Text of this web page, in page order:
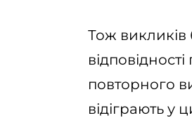
Тож викликів
повторного
відіграють у